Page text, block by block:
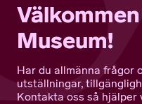
Museum!
Har du allmänna frågor
utställningar,
Kontakta oss så